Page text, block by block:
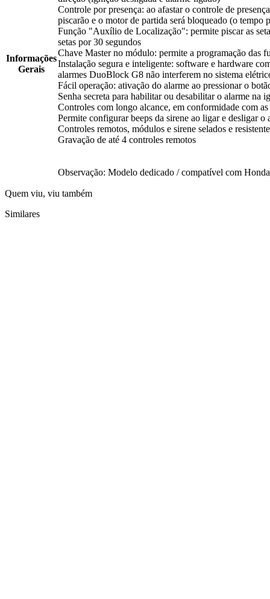
Informações
Gerais
Controle por presença: ao afastar o controle de
piscarão e o motor de partida será bloqueado (o tempo
Função "Auxílio de Localização": permite piscar as
setas por 30 segundos
Chave Master no módulo: permite a programação das
Instalação segura e inteligente: software e hardware
alarmes DuoBlock G8 não interferem no sistema
Fácil operação: ativação do alarme ao pressionar o
Senha secreta para habilitar ou desabilitar o alarme na
Controles com longo alcance, em conformidade com
Permite configurar beeps da sirene ao ligar e desligar o
Controles remotos, módulos e sirene selados e
Gravação de até 4 controles remotos
Observação: Modelo dedicado / compatível com
Quem viu, viu também
Similares